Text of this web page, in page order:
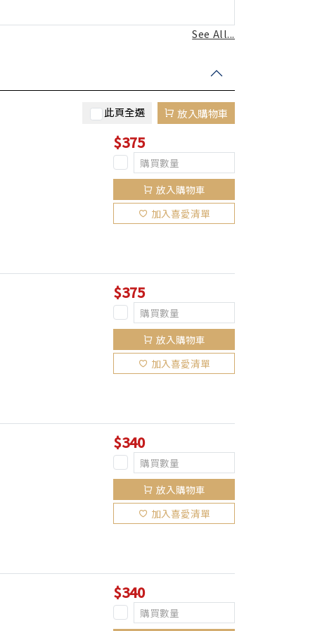
See All...
此頁全選 放入購物車
$375
放入購物車
加入喜愛清單
$375
放入購物車
加入喜愛清單
$340
放入購物車
加入喜愛清單
$340